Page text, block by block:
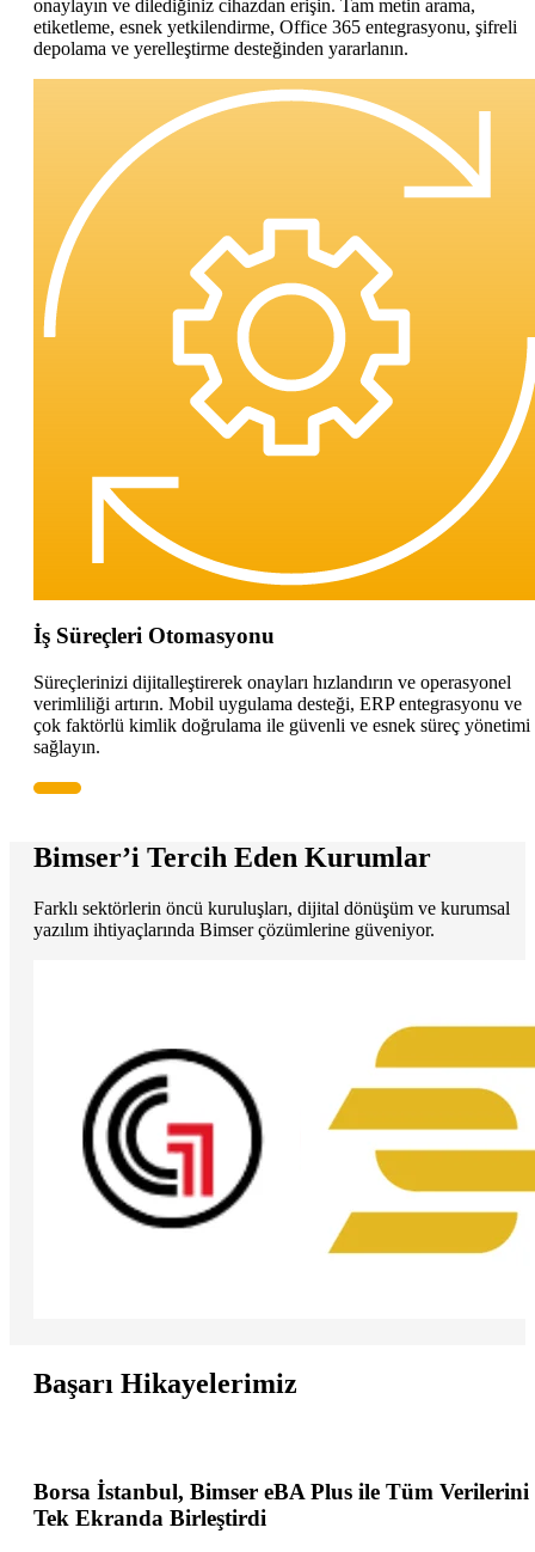
onaylayın ve dilediğiniz cihazdan erişin. Tam metin arama,
etiketleme, esnek yetkilendirme, Office 365 entegrasyonu, şifreli
depolama ve yerelleştirme desteğinden yararlanın.
İş Süreçleri Otomasyonu
Süreçlerinizi dijitalleştirerek onayları hızlandırın ve operasyonel
verimliliği artırın. Mobil uygulama desteği, ERP entegrasyonu ve
çok faktörlü kimlik doğrulama ile güvenli ve esnek süreç yönetimi
sağlayın.
Bimser’i Tercih Eden Kurumlar
Farklı sektörlerin öncü kuruluşları, dijital dönüşüm ve kurumsal
yazılım ihtiyaçlarında Bimser çözümlerine güveniyor.
Başarı Hikayelerimiz
Borsa İstanbul, Bimser eBA Plus ile Tüm Verilerini
Tek Ekranda Birleştirdi